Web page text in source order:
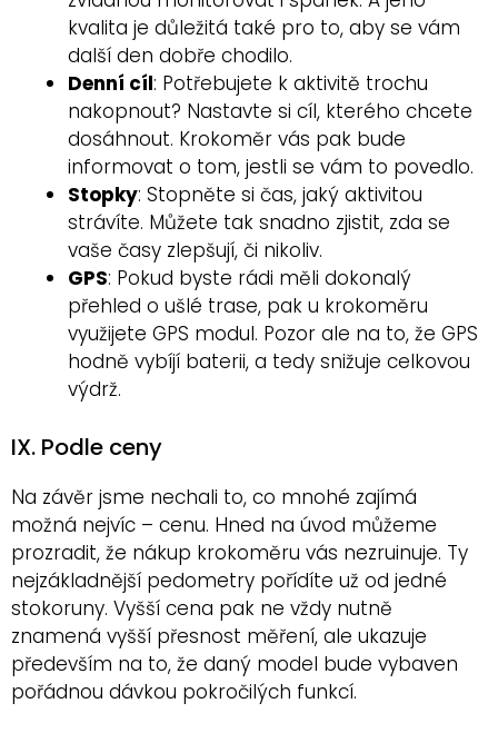
kvalita je důležitá také pro to, aby se vám
další den dobře chodilo.
Denní cíl: Potřebujete k aktivitě trochu
nakopnout? Nastavte si cíl, kterého chcete
dosáhnout. Krokoměr vás pak bude
informovat o tom, jestli se vám to povedlo.
Stopky: Stopněte si čas, jaký aktivitou
strávíte. Můžete tak snadno zjistit, zda se
vaše časy zlepšují, či nikoliv.
GPS: Pokud byste rádi měli dokonalý
přehled o ušlé trase, pak u krokoměru
využijete GPS modul. Pozor ale na to, že GPS
hodně vybíjí baterii, a tedy snižuje celkovou
výdrž.
IX. Podle ceny
Na závěr jsme nechali to, co mnohé zajímá
možná nejvíc – cenu. Hned na úvod můžeme
prozradit, že nákup krokoměru vás nezruinuje. Ty
nejzákladnější pedometry pořídíte už od jedné
stokoruny. Vyšší cena pak ne vždy nutně
znamená vyšší přesnost měření, ale ukazuje
především na to, že daný model bude vybaven
pořádnou dávkou pokročilých funkcí.